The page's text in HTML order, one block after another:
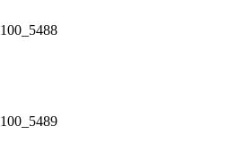
100_5488
100_5489